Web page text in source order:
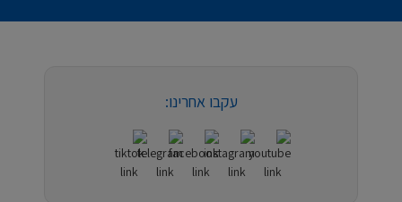
עקבו אחרינו: